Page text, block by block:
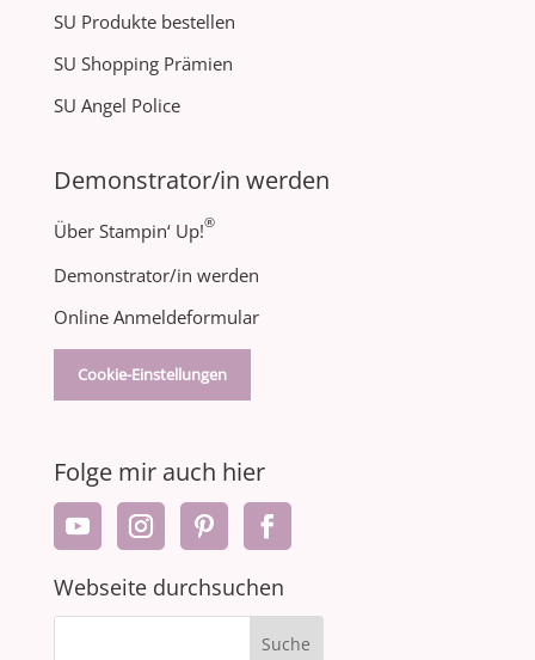
SU Produkte bestellen
SU Shopping Prämien
SU Angel Police
Demonstrator/in werden
Über Stampin‘ Up!®
Demonstrator/in werden
Online Anmeldeformular
Cookie-Einstellungen
Folge mir auch hier
Webseite durchsuchen